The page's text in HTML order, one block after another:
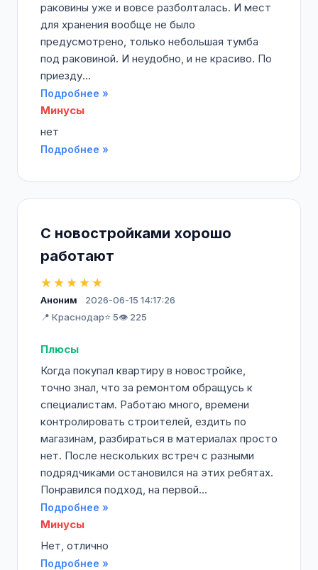
раковины уже и вовсе разболталась. И мест
для хранения вообще не было
предусмотрено, только небольшая тумба
под раковиной. И неудобно, и не красиво. По
приезду...
Подробнее »
Минусы
нет
Подробнее »
С новостройками хорошо
работают
★★★★★
Аноним
2026-06-15 14:17:26
📍 Краснодар⭐ 5👁️ 225
Плюсы
Когда покупал квартиру в новостройке,
точно знал, что за ремонтом обращусь к
специалистам. Работаю много, времени
контролировать строителей, ездить по
магазинам, разбираться в материалах просто
нет. После нескольких встреч с разными
подрядчиками остановился на этих ребятах.
Понравился подход, на первой...
Подробнее »
Минусы
Нет, отлично
Подробнее »